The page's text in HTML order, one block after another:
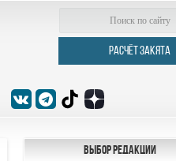
РАСЧЁТ ЗАКЯТА
Выбор редакции